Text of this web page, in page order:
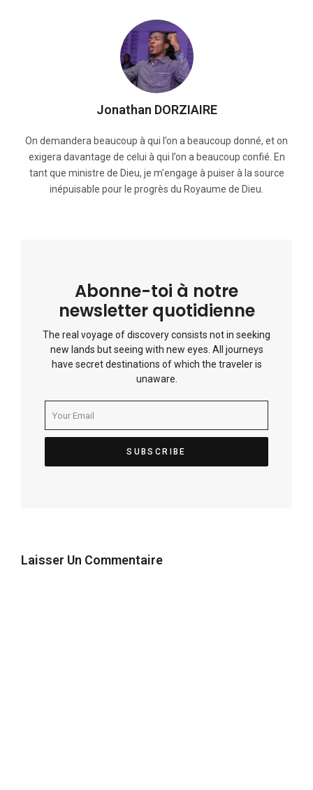
Jonathan DORZIAIRE
On demandera beaucoup à qui l’on a beaucoup donné, et on
exigera davantage de celui à qui l’on a beaucoup confié. En
tant que ministre de Dieu, je m’engage à puiser à la source
inépuisable pour le progrès du Royaume de Dieu.
Abonne-toi à notre
newsletter quotidienne
The real voyage of discovery consists not in seeking
new lands but seeing with new eyes. All journeys
have secret destinations of which the traveler is
unaware.
Laisser Un Commentaire